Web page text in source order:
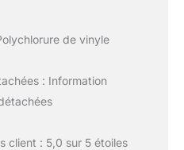
de vinyle
: Information
client : 5,0 sur 5 étoiles